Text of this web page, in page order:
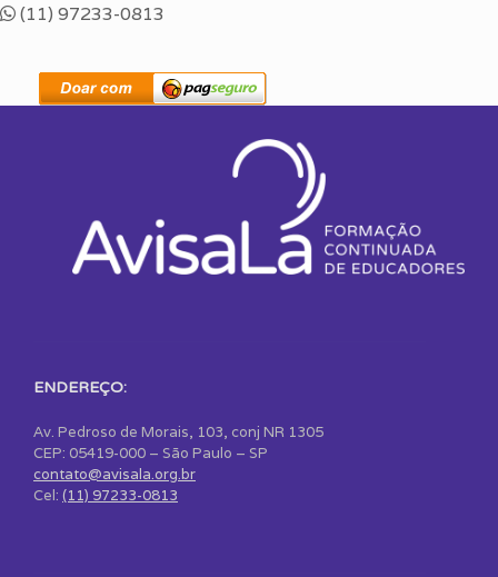
(11) 97233-0813
ENDEREÇO:
Av. Pedroso de Morais, 103, conj NR 1305
CEP: 05419-000 – São Paulo – SP
contato@avisala.org.br
Cel: (11) 97233-0813